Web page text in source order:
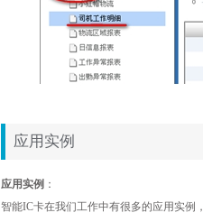
应用实例
应用实例 ：
智能IC卡在我们工作中有很多的应用实例，